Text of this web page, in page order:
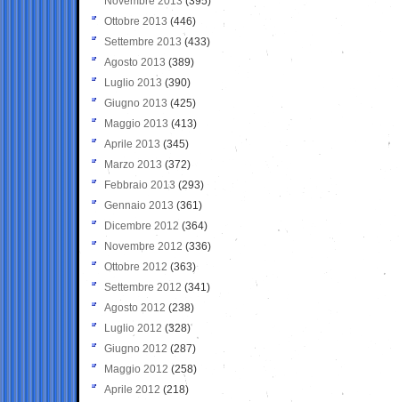
Ottobre 2013 (446)
Settembre 2013 (433)
Agosto 2013 (389)
Luglio 2013 (390)
Giugno 2013 (425)
Maggio 2013 (413)
Aprile 2013 (345)
Marzo 2013 (372)
Febbraio 2013 (293)
Gennaio 2013 (361)
Dicembre 2012 (364)
Novembre 2012 (336)
Ottobre 2012 (363)
Settembre 2012 (341)
Agosto 2012 (238)
Luglio 2012 (328)
Giugno 2012 (287)
Maggio 2012 (258)
Aprile 2012 (218)